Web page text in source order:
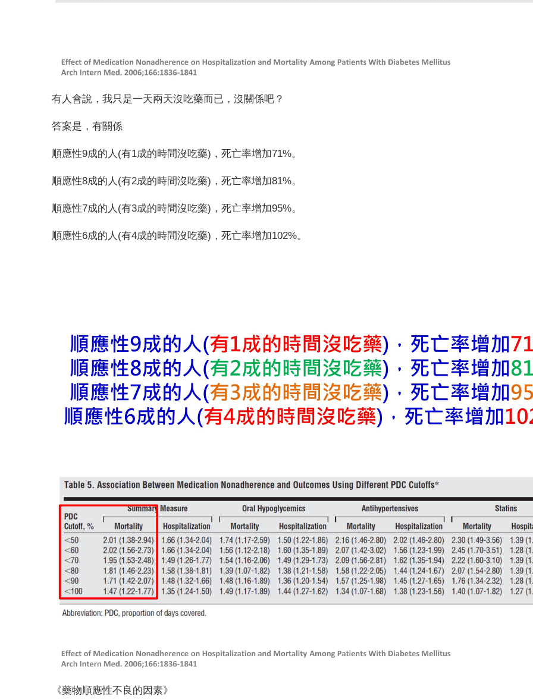
有人會說，我只是一天兩天沒吃藥而已，沒關係吧？
答案是，有關係
順應性9成的人 (有1成的時間沒吃藥) ，死亡率增加71%。
順應性8成的人 (有2成的時間沒吃藥) ，死亡率增加81%。
順應性7成的人 (有3成的時間沒吃藥) ，死亡率增加95%。
順應性6成的人 (有4成的時間沒吃藥) ，死亡率增加102%。
《藥物順應性不良的因素》